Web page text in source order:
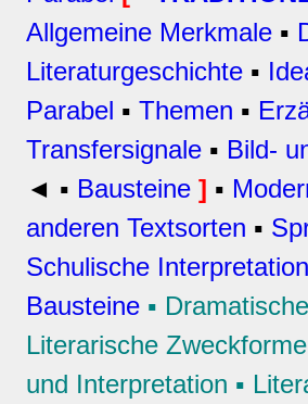
Allgemeine Merkmale ▪
Literaturgeschichte ▪
Parabel ▪ Themen ▪
Transfersignale ▪ Bild-
◄ ▪ Bausteine ] ▪
anderen Textsorten ▪
Schulische
Bausteine ▪
Literarische
und Interpretation ▪